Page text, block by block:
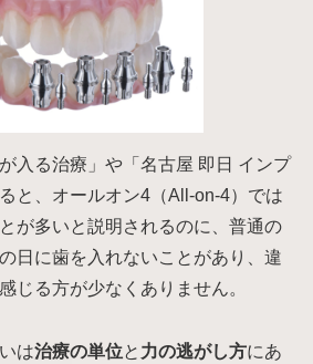
入る治療」や「名古屋 即日 インプ
と、オールオン4（All-on-4）では
が多いと説明されるのに、普通の
日に歯を入れないことがあり、違
じる方が少なくありません。
は治療の単位と 力の逃がし方にあ